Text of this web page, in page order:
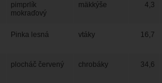
pimprlík
mokraďový
mäkkýše 4,3
Pinka lesná vtáky 16,7
plocháč červený chrobáky 34,6